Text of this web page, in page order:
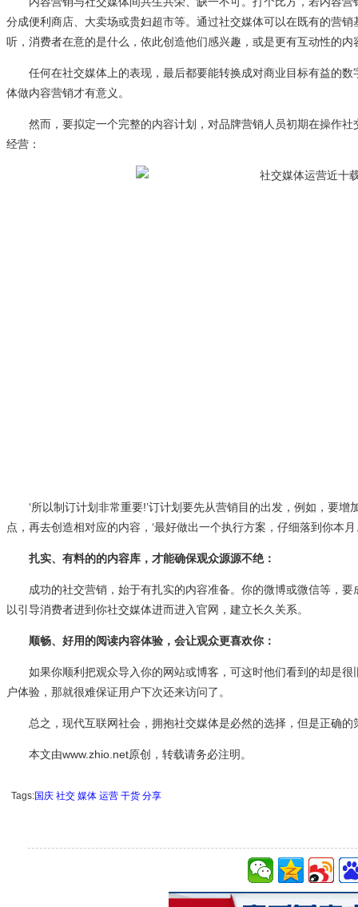
分成便利商店、大卖场或贵妇超市等。通过社交媒体可以在既有的营
听，消费者在意的是什么，依此创造他们感兴趣，或是更有互动性的内
任何在社交媒体上的表现，最后都要能转换成对商业目标有益的数
体做内容营销才有意义。
然而，要拟定一个完整的内容计划，对品牌营销人员初期在操作社
经营：
‘所以制订计划非常重要!’订计划要先从营销目的出发，例如，要增
点，再去创造相对应的内容，‘最好做出一个执行方案，仔细落到你本
扎实、有料的的内容库，才能确保观众源源不绝：
成功的社交营销，始于有扎实的内容准备。你的微博或微信等，要
以引导消费者进到你社交媒体进而进入官网，建立长久关系。
顺畅、好用的阅读内容体验，会让观众更喜欢你：
如果你顺利把观众导入你的网站或博客，可这时他们看到的却是很
户体验，那就很难保证用户下次还来访问了。
总之，现代互联网社会，拥抱社交媒体是必然的选择，但是正确的
本文由www.zhio.net原创，转载请务必注明。
Tags:国庆 社交 媒体 运营 干货 分享